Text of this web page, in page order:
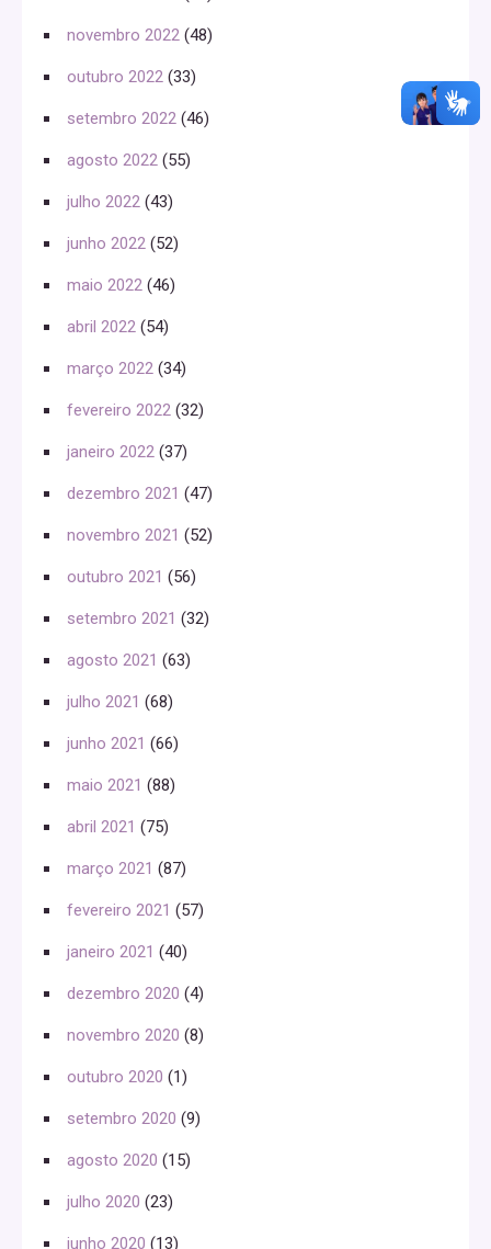
novembro 2022 (48)
outubro 2022 (33)
setembro 2022 (46)
agosto 2022 (55)
julho 2022 (43)
junho 2022 (52)
maio 2022 (46)
abril 2022 (54)
março 2022 (34)
fevereiro 2022 (32)
janeiro 2022 (37)
dezembro 2021 (47)
novembro 2021 (52)
outubro 2021 (56)
setembro 2021 (32)
agosto 2021 (63)
julho 2021 (68)
junho 2021 (66)
maio 2021 (88)
abril 2021 (75)
março 2021 (87)
fevereiro 2021 (57)
janeiro 2021 (40)
dezembro 2020 (4)
novembro 2020 (8)
outubro 2020 (1)
setembro 2020 (9)
agosto 2020 (15)
julho 2020 (23)
junho 2020 (13)